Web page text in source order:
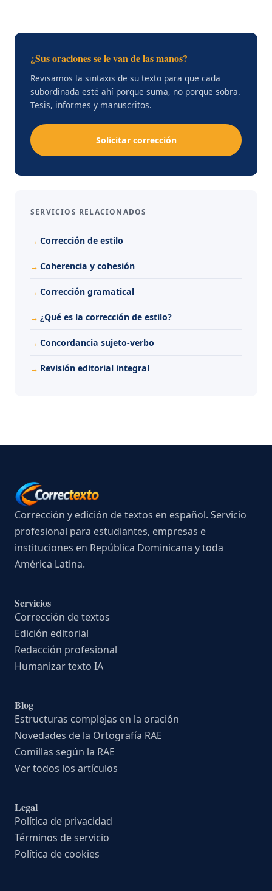
¿Sus oraciones se le van de las manos?
Revisamos la sintaxis de su texto para que cada
subordinada esté ahí porque suma, no porque sobra.
Tesis, informes y manuscritos.
Solicitar corrección
SERVICIOS RELACIONADOS
Corrección de estilo
Coherencia y cohesión
Corrección gramatical
¿Qué es la corrección de estilo?
Concordancia sujeto-verbo
Revisión editorial integral
Corrección y edición de textos en español. Servicio
profesional para estudiantes, empresas e
instituciones en República Dominicana y toda
América Latina.
Servicios
Corrección de textos
Edición editorial
Redacción profesional
Humanizar texto IA
Blog
Estructuras complejas en la oración
Novedades de la Ortografía RAE
Comillas según la RAE
Ver todos los artículos
Legal
Política de privacidad
Términos de servicio
Política de cookies